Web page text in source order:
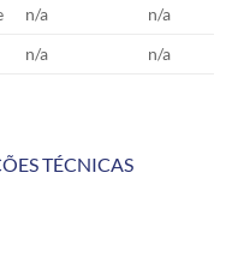
n/a
n/a
n/a n/a
TÉCNICAS